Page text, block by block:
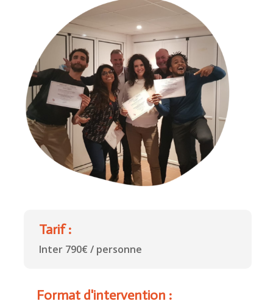
Tarif :
Inter 790€ / personne
Format d'intervention :